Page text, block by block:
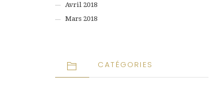
Avril 2018
Mars 2018
CATÉGORIES